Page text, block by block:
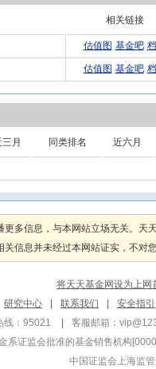
相关链接
估值图 基金吧
估值图 基金吧
月 同类排名 近六月
多信息，与本网站立场无关。
信息并未经过本网站证实，不
将天天基金网设为上网
研究中心 联系我们
安全指引
线：95021
客服邮箱：
系证监会批准的基金销售机构
中国证监会上海监